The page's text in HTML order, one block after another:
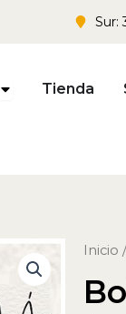
Sur:
Open Productos
Tienda
Inicio